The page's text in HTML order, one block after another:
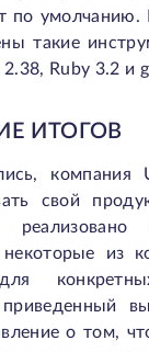
по умолчанию.
такие
Ruby 3.2 и
ИТОГОВ
компания
свой
из
приведенный
о том,